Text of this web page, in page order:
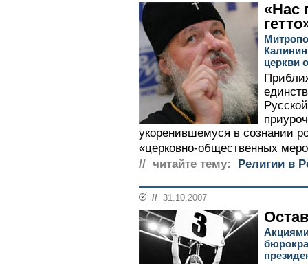
«Нас
церкви
укоренившемуся в сознании
«церковно-общественных
// читайте тему:
Религии в
// 31.10.2007